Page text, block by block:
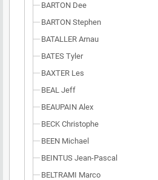
BARTON Dee
BARTON Stephen
BATALLER Arnau
BATES Tyler
BAXTER Les
BEAL Jeff
BEAUPAIN Alex
BECK Christophe
BEEN Michael
BEINTUS Jean-Pascal
BELTRAMI Marco